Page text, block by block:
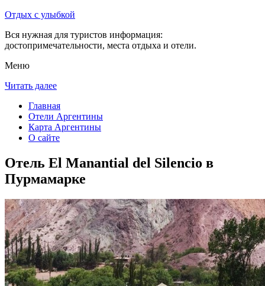
Отдых с улыбкой
Вся нужная для туристов информация:
достопримечательности, места отдыха и отели.
Меню
Читать далее
Главная
Отели Аргентины
Карта Аргентины
О сайте
Отель El Manantial del Silencio в
Пурмамарке